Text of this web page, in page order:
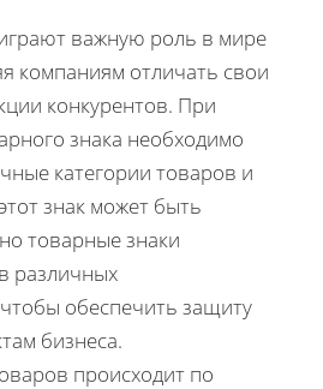
важную роль в мире
компаниям отличать свои
конкурентов. При
знака необходимо
категории товаров и
знак может быть
товарные знаки
различных
обеспечить защиту
бизнеса.
происходит по